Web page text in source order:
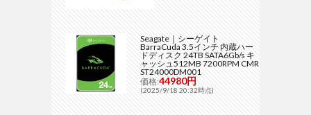
Seagate｜シーゲイト
BarraCuda 3.5インチ 内蔵ハー
ドディスク 24TB SATA6Gb/s キ
ャッシュ512MB 7200RPM CMR
ST24000DM001
価格:44980円
(2025/9/18 20:32時点)